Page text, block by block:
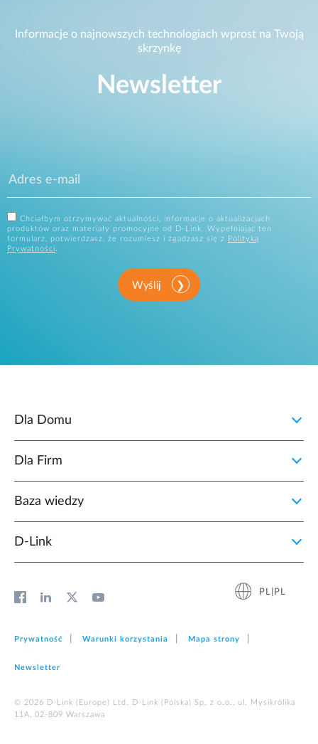
Informacje o najnowszych technologiach wprost na Twoją
skrzynkę
Newsletter
Chciałbym otrzymywać aktualności, informacje o aktualizacjach
produktów oraz materiały promocyjne od D-Link. Wypełniając ten
formularz, potwierdzasz, że rozumiesz i zgadzasz się z
Polityką
Prywatności.
Wyślij
Dla Domu
Dla Firm
Baza wiedzy
D‑Link
PL|PL
Prywatność Warunki korzystania Mapa strony
Newsletter
© 2026 D‑Link (Europe) Ltd. D-Link (Polska) Sp. z o.o., ul. Mysikrólika
11A, 02-809 Warszawa